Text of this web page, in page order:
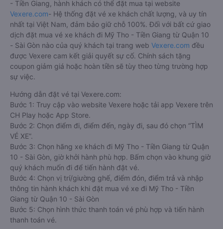
- Tiền Giang, hành khách có thể đặt mua tại website
Vexere.com- Hệ thống đặt vé xe khách chất lượng, và uy tín
nhất tại Việt Nam, đảm bảo giữ chỗ 100%. Đối với bất cứ giao
dịch đặt mua vé xe khách đi Mỹ Tho - Tiền Giang từ Quận 10
- Sài Gòn nào của quý khách tại trang web Vexere.com đều
được Vexere cam kết giải quyết sự cố. Chính sách tặng
coupon giảm giá hoặc hoàn tiền sẽ tùy theo từng trường hợp
sự việc.
Hướng dẫn đặt vé tại Vexere.com:
Bước 1: Truy cập vào website Vexere hoặc tải app Vexere trên
CH Play hoặc App Store.
Bước 2: Chọn điểm đi, điểm đến, ngày đi, sau đó chọn “TÌM
VÉ XE”.
Bước 3: Chọn hãng xe khách đi Mỹ Tho - Tiền Giang từ Quận
10 - Sài Gòn, giờ khởi hành phù hợp. Bấm chọn vào khung giờ
quý khách muốn đi để tiến hành đặt vé.
Bước 4: Chọn vị trí/giường ghế, điểm đón, điểm trả và nhập
thông tin hành khách khi đặt mua vé xe đi Mỹ Tho - Tiền
Giang từ Quận 10 - Sài Gòn
Bước 5: Chọn hình thức thanh toán vé phù hợp và tiến hành
thanh toán vé.